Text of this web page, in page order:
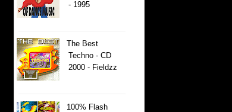
- 1995
The Best
Techno - CD
2000 - Fieldzz
100% Flash